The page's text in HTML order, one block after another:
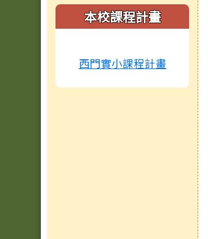
本校課程計畫
西門實小課程計畫